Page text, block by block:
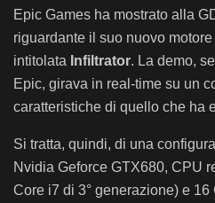
Epic Games ha mostrato alla
riguardante il suo nuovo
intitolata Infiltrator. La demo,
Epic, girava in real-time su un
caratteristiche di quello che ha
Si tratta, quindi, di una
Nvidia Geforce GTX680, CPU
Core i7 di 3° generazione) e